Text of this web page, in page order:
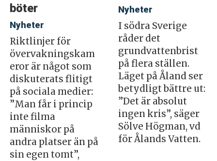
böter
Nyheter
Riktlinjer för
övervakningskam
eror är något som
diskuterats flitigt
på sociala medier:
”Man får i princip
inte filma
människor på
andra platser än på
sin egen tomt”,
Nyheter
I södra Sverige
råder det
grundvattenbrist
på flera ställen.
Läget på Åland ser
betydligt bättre ut:
”Det är absolut
ingen kris”, säger
Sölve Högman, vd
för Ålands Vatten.